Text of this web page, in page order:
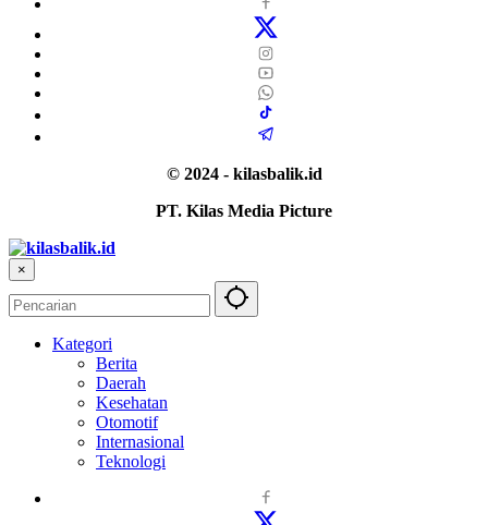
© 2024 - kilasbalik.id
PT. Kilas Media Picture
×
Kategori
Berita
Daerah
Kesehatan
Otomotif
Internasional
Teknologi